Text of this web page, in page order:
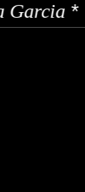
*Esas *